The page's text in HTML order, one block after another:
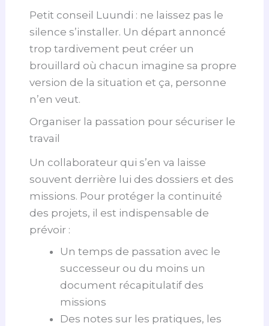
Petit conseil Luundi : ne laissez pas le
silence s’installer. Un départ annoncé
trop tardivement peut créer un
brouillard où chacun imagine sa propre
version de la situation et ça, personne
n’en veut.
Organiser la passation pour sécuriser le
travail
Un collaborateur qui s’en va laisse
souvent derrière lui des dossiers et des
missions. Pour protéger la continuité
des projets, il est indispensable de
prévoir :
Un temps de passation avec le
successeur ou du moins un
document récapitulatif des
missions
Des notes sur les pratiques, les